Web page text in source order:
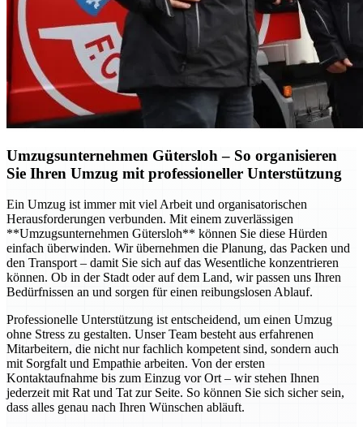
Umzugsunternehmen Gütersloh – So organisieren
Sie Ihren Umzug mit professioneller Unterstützung
Ein Umzug ist immer mit viel Arbeit und organisatorischen
Herausforderungen verbunden. Mit einem zuverlässigen
**Umzugsunternehmen Gütersloh** können Sie diese Hürden
einfach überwinden. Wir übernehmen die Planung, das Packen und
den Transport – damit Sie sich auf das Wesentliche konzentrieren
können. Ob in der Stadt oder auf dem Land, wir passen uns Ihren
Bedürfnissen an und sorgen für einen reibungslosen Ablauf.
Professionelle Unterstützung ist entscheidend, um einen Umzug
ohne Stress zu gestalten. Unser Team besteht aus erfahrenen
Mitarbeitern, die nicht nur fachlich kompetent sind, sondern auch
mit Sorgfalt und Empathie arbeiten. Von der ersten
Kontaktaufnahme bis zum Einzug vor Ort – wir stehen Ihnen
jederzeit mit Rat und Tat zur Seite. So können Sie sich sicher sein,
dass alles genau nach Ihren Wünschen abläuft.